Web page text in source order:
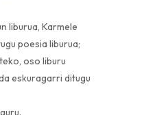
liburua, Karmele
poesia liburua;
oso liburu
eskuragarri ditugu